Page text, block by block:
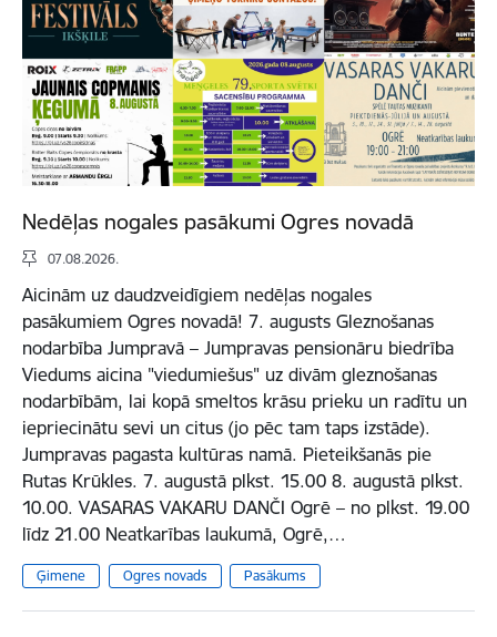
Nedēļas nogales pasākumi Ogres novadā
07.08.2026.
Aicinām uz daudzveidīgiem nedēļas nogales
pasākumiem Ogres novadā! 7. augusts Gleznošanas
nodarbība Jumpravā – Jumpravas pensionāru biedrība
Viedums aicina "viedumiešus" uz divām gleznošanas
nodarbībām, lai kopā smeltos krāsu prieku un radītu un
iepriecinātu sevi un citus (jo pēc tam taps izstāde).
Jumpravas pagasta kultūras namā. Pieteikšanās pie
Rutas Krūkles. 7. augustā plkst. 15.00 8. augustā plkst.
10.00. VASARAS VAKARU DANČI Ogrē – no plkst. 19.00
līdz 21.00 Neatkarības laukumā, Ogrē,…
Ģimene Ogres novads Pasākums